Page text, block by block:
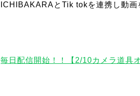
ICHIBAKARAとTik tokを連携し動画
毎日配信開始！！【2/10カメラ道具